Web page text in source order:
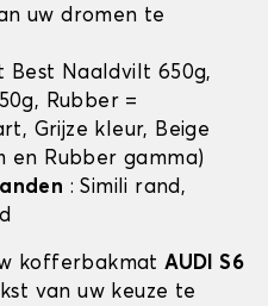
uw dromen te
Best Naaldvilt 650g,
Rubber =
Grijze kleur, Beige
en Rubber gamma)
: Simili rand,
kofferbakmatAUDI S6
van uw keuze te